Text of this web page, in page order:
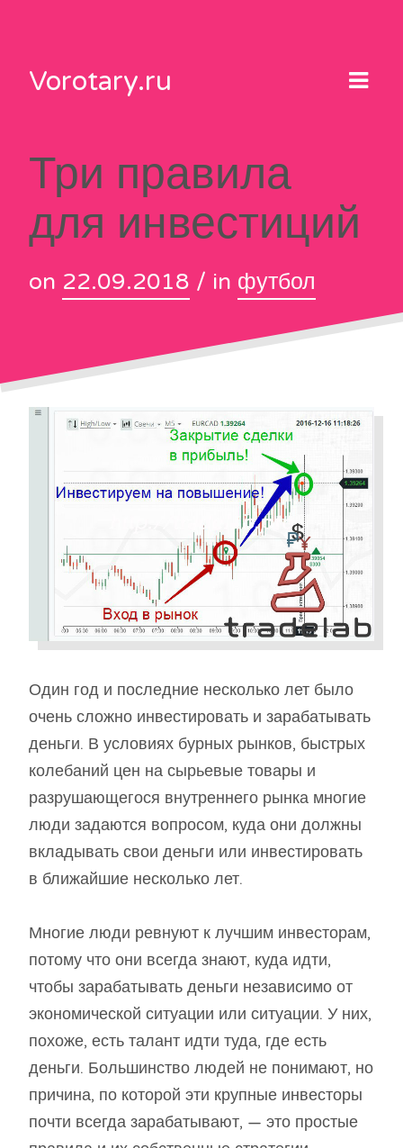
contentVorotary.ru
Три правила
для инвестиций
on 22.09.2018 / in футбол
Один год и последние несколько лет было
очень сложно инвестировать и зарабатывать
деньги. В условиях бурных рынков, быстрых
колебаний цен на сырьевые товары и
разрушающегося внутреннего рынка многие
люди задаются вопросом, куда они должны
вкладывать свои деньги или инвестировать
в ближайшие несколько лет.
Многие люди ревнуют к лучшим инвесторам,
потому что они всегда знают, куда идти,
чтобы зарабатывать деньги независимо от
экономической ситуации или ситуации. У них,
похоже, есть талант идти туда, где есть
деньги. Большинство людей не понимают, но
причина, по которой эти крупные инвесторы
почти всегда зарабатывают, — это простые